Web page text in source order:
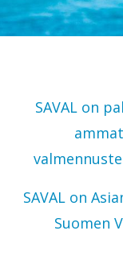
SAVAL on
SAVAL on
Suomen